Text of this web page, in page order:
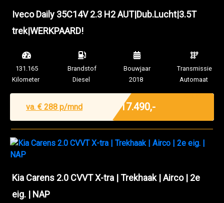
Iveco Daily 35C14V 2.3 H2 AUT|Dub.Lucht|3.5T
trek|WERKPAARD!
131.165
Kilometer
Brandstof
Diesel
Bouwjaar
2018
Transmissie
Automaat
va. € 288 p/mnd € 17.490,-
Kia Carens 2.0 CVVT X-tra | Trekhaak | Airco | 2e
eig. | NAP